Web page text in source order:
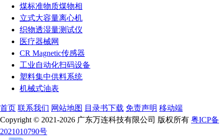
煤标准物质煤物相
立式大容量离心机
织物透湿量测试仪
医疗器械网
CR Magnetic传感器
工业自动化扫码设备
塑料集中供料系统
机械式油表
首页 联系我们 网站地图 目录书下载 免责声明 移动端
Copyright © 2021-2026 广东万连科技有限公司 版权所有 粤ICP备
2021010790号